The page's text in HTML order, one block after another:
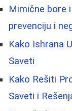
Mimične bore
prevenciju i
Kako Ishrana
Saveti
Kako Rešiti
Saveti i